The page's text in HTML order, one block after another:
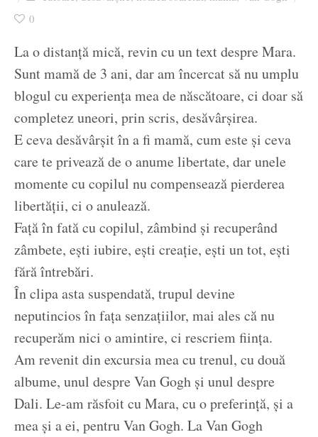
0
La o distanță mică, revin cu un text despre Mara.
Sunt mamă de 3 ani, dar am încercat să nu umplu
blogul cu experiența mea de născătoare, ci doar să
completez uneori, prin scris, desăvârșirea.
E ceva desăvârșit în a fi mamă, cum este și ceva
care te privează de o anume libertate, dar unele
momente cu copilul nu compensează pierderea
libertății, ci o anulează.
Față în fată cu copilul, zâmbind și recuperând
zâmbete, ești iubire, ești creație, ești un tot, ești
fără întrebări.
În clipa asta suspendată, trupul devine
neputincios în fața senzațiilor, mai ales că nu
recuperăm nici o amintire, ci rescriem ființa.
Am revenit din excursia mea cu trenul, cu două
albume, unul despre Van Gogh și unul despre
Dali. Le-am răsfoit cu Mara, cu o preferință, și a
mea și a ei, pentru Van Gogh. La Van Gogh